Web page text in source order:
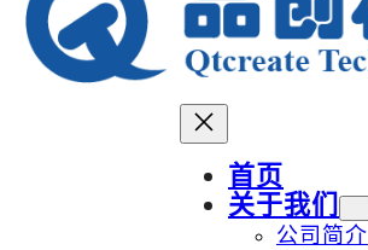
首页
关于我们
公司简介